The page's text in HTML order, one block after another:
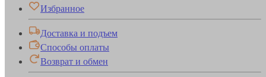
Избранное
Доставка и подъем
Способы оплаты
Возврат и обмен